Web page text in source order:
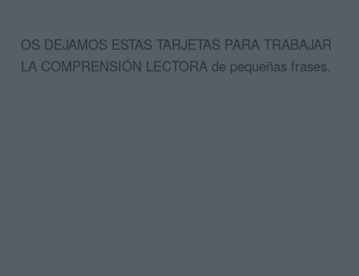
OS DEJAMOS ESTAS TARJETAS PARA TRABAJAR
LA COMPRENSIÓN LECTORA de pequeñas frases.